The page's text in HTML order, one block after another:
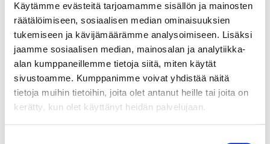
Käytämme evästeitä tarjoamamme sisällön ja mainosten
räätälöimiseen, sosiaalisen median ominaisuuksien
tukemiseen ja kävijämäärämme analysoimiseen. Lisäksi
jaamme sosiaalisen median, mainosalan ja analytiikka-
alan kumppaneillemme tietoja siitä, miten käytät
sivustoamme. Kumppanimme voivat yhdistää näitä
tietoja muihin tietoihin, joita olet antanut heille tai joita on
kerätty, kun olet käyttänyt heidän palvelujaan.
Street address (*):
Country (*):